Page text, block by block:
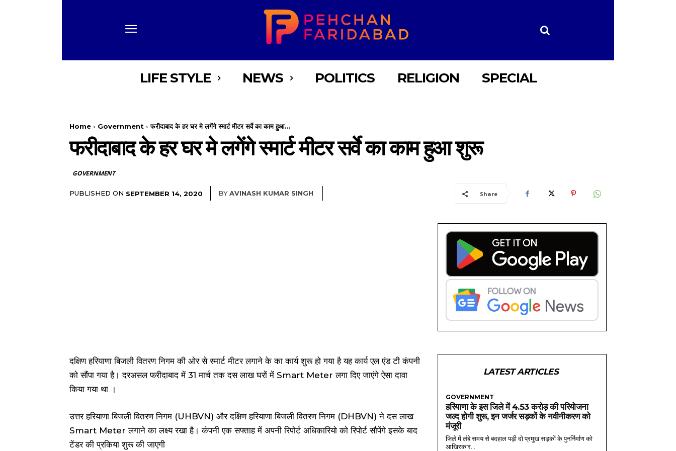
LIFE STYLE NEWS POLITICS RELIGION SPECIAL
Home Government फरीदाबाद के हर घर मे लगेंगे स्मार्ट मीटर सर्वे का काम हुआ...
फरीदाबाद के हर घर मे लगेंगे स्मार्ट मीटर सर्वे का काम हुआ शुरू
GOVERNMENT
PUBLISHED ON SEPTEMBER 14, 2020 BYAVINASH KUMAR SINGH Share
दक्षिण हरियाणा बिजली वितरण निगम की ओर से स्मार्ट मीटर लगाने के का कार्य शुरू हो गया है यह कार्य एल एंड टी कंपनी
को सौंपा गया है। दरअसल फरीदाबाद में 31 मार्च तक दस लाख घरों में Smart Meter लगा दिए जाएंगे ऐसा दावा
किया गया था ।
उत्तर हरियाणा बिजली वितरण निगम (UHBVN) और दक्षिण हरियाणा बिजली वितरण निगम (DHBVN) ने दस लाख
Smart Meter लगाने का लक्ष्य रखा है। कंपनी एक सफ्ताह में अपनी रिपोर्ट अधिकारियो को रिपोर्ट सौपेंगे इसके बाद
टेंडर की प्रकिया शुरू की जाएगी
LATEST ARTICLES
GOVERNMENT
हरियाणा के इस जिले में 4.53 करोड़ की परियोजना
जल्द होगी शुरू, इन जर्जर सड़कों के नवीनीकरण को
मंजूरी
जिले में लंबे समय से बदहाल पड़ी दो प्रमुख सड़कों के पुनर्निर्माण को
आखिरकार...